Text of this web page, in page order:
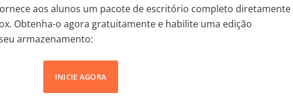
fornece aos alunos um pacote de escritório completo diretamente
Obtenha-o agora gratuitamente e habilite uma edição
armazenamento:
INICIE AGORA